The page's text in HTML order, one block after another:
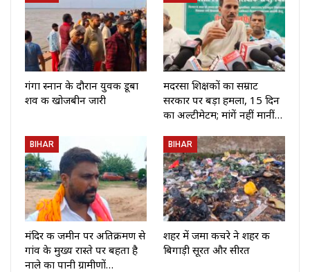
गंगा स्नान के दौरान युवक डूबा
शव की खोजबीन जारी
मदरसा शिक्षकों का सम्राट
सरकार पर बड़ा हमला, 15 दिन
का अल्टीमेटम; मांगें नहीं मानीं…
BIHAR
मंदिर की जमीन पर अतिक्रमण से
गांव के मुख्य रास्ते पर बहता है
नाले का पानी ग्रामीणों…
BIHAR
शहर में जमा कचरे ने शहर की
बिगाड़ी सूरत और सीरत